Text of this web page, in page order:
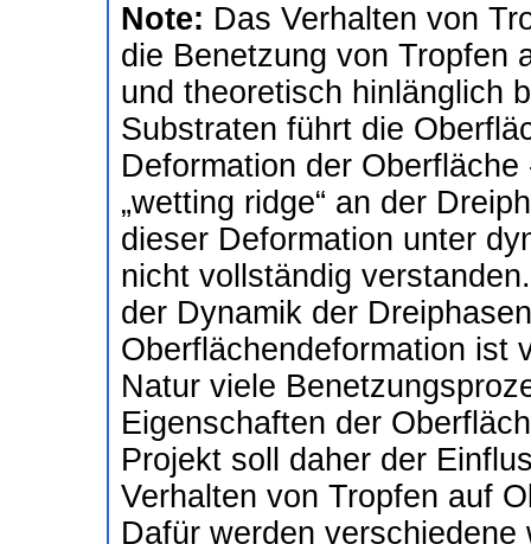
Note: Das Verhalten von
die Benetzung von Tropfen
und theoretisch hinlänglich
Substraten führt die
Deformation der
„wetting ridge“ an der
dieser Deformation unter
nicht vollständig
der Dynamik der
Oberflächendeformation ist
Natur viele
Eigenschaften der
Projekt soll daher der
Verhalten von Tropfen auf
Dafür werden